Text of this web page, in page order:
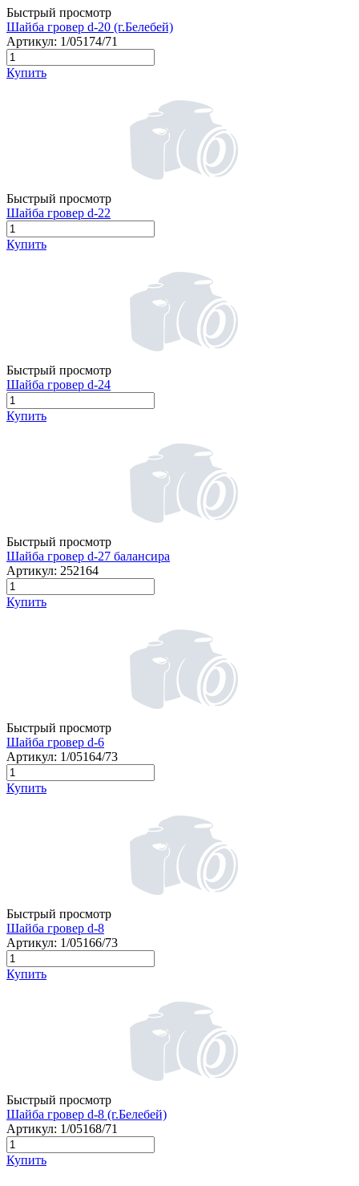
Быстрый просмотр
Шайба гровер d-20 (г.Белебей)
Артикул: 1/05174/71
Купить
Быстрый просмотр
Шайба гровер d-22
Купить
Быстрый просмотр
Шайба гровер d-24
Купить
Быстрый просмотр
Шайба гровер d-27 балансира
Артикул: 252164
Купить
Быстрый просмотр
Шайба гровер d-6
Артикул: 1/05164/73
Купить
Быстрый просмотр
Шайба гровер d-8
Артикул: 1/05166/73
Купить
Быстрый просмотр
Шайба гровер d-8 (г.Белебей)
Артикул: 1/05168/71
Купить